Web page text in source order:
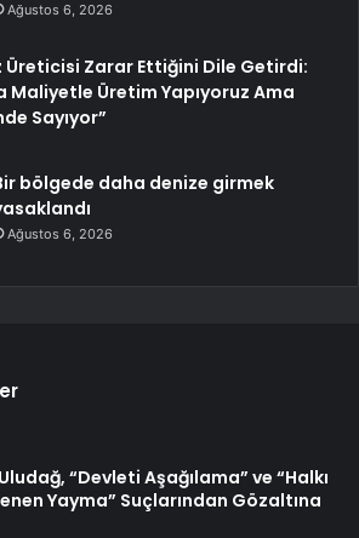
Ağustos 6, 2026
Üreticisi Zarar Ettiğini Dile Getirdi:
Maliyetle Üretim Yapıyoruz Ama
Sayıyor”
bölgede daha denize girmek
Ağustos 6, 2026
“Devleti Aşağılama” ve “Halkı
Yayma” Suçlarından Gözaltına